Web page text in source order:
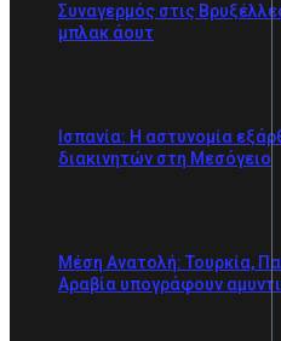
Συναγερμός στις
μπλακ άουτ
Ισπανία: Η αστυνομία
διακινητών στη Μεσόγειο
Μέση Ανατολή: Τουρκία,
Αραβία υπογράφουν